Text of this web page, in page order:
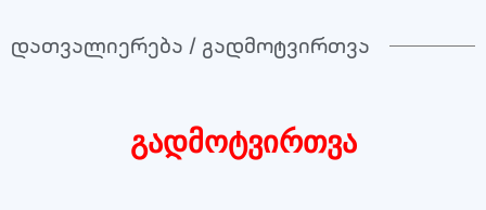
დათვალიერება / გადმოტვირთვა
გადმოტვირთვა